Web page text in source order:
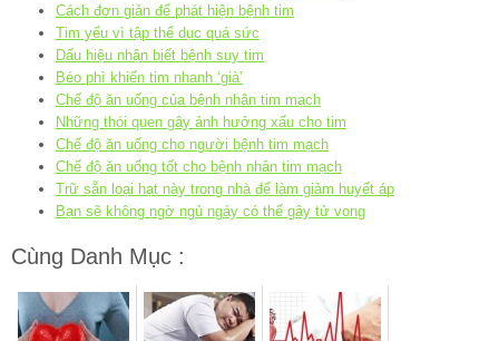
Cách đơn giản để phát hiện bệnh tim
Tim yếu vì tập thể dục quá sức
Dấu hiệu nhận biết bệnh suy tim
Béo phì khiến tim nhanh ‘già’
Chế độ ăn uống của bệnh nhân tim mạch
Những thói quen gây ảnh hưởng xấu cho tim
Chế độ ăn uống cho người bệnh tim mạch
Chế độ ăn uống tốt cho bệnh nhân tim mạch
Trữ sẵn loại hạt này trong nhà để làm giảm huyết áp
Bạn sẽ không ngờ ngủ ngáy có thể gây tử vong
Cùng Danh Mục :